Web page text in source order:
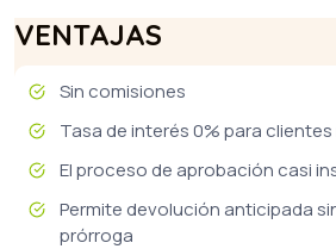
VENTAJAS
Sin comisiones
Tasa de interés 0% para
El proceso de aprobación casi
Permite devolución anticipada
prórroga